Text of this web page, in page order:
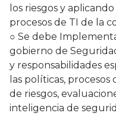
los riesgos y
procesos de TI de la
○ Se debe
gobierno de
y responsabilidades
las políticas,
de riesgos,
inteligencia de